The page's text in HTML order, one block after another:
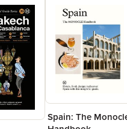
Spain: The